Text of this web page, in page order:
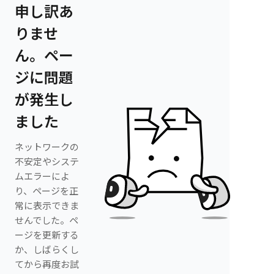
申し訳あ
りませ
ん。ペー
ジに問題
が発生し
ました
ネットワークの
不安定やシステ
ムエラーによ
り、ページを正
常に表示できま
せんでした。ペ
ージを更新する
か、しばらくし
てから再度お試